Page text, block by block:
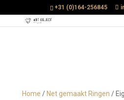
+31 (0)164-256845
Home / Net gemaakt Ringen /